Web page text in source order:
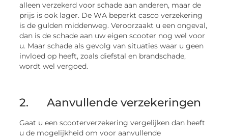
alleen verzekerd voor schade aan anderen, maar de
prijs is ook lager. De WA beperkt casco verzekering
is de gulden middenweg. Veroorzaakt u een ongeval,
dan is de schade aan uw eigen scooter nog wel voor
u. Maar schade als gevolg van situaties waar u geen
invloed op heeft, zoals diefstal en brandschade,
wordt wel vergoed.
2. Aanvullende verzekeringen
Gaat u een scooterverzekering vergelijken dan heeft
u de mogelijkheid om voor aanvullende